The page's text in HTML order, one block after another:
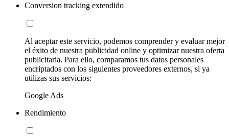
Conversion tracking extendido
Al aceptar este servicio, podemos comprender y evaluar mejor
el éxito de nuestra publicidad online y optimizar nuestra oferta
publicitaria. Para ello, comparamos tus datos personales
encriptados con los siguientes proveedores externos, si ya
utilizas sus servicios:
Google Ads
Rendimiento